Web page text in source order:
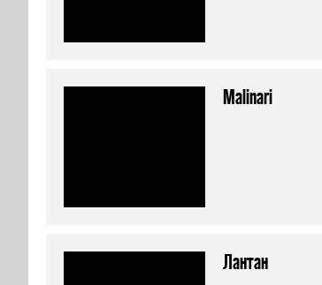
Malinari
Лантан